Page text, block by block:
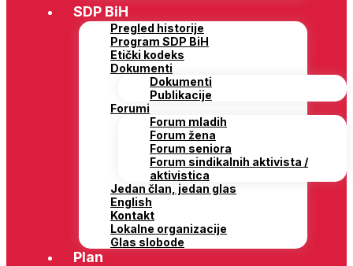
SDP BiH
Pregled historije
Program SDP BiH
Etički kodeks
Dokumenti
Dokumenti
Publikacije
Forumi
Forum mladih
Forum žena
Forum seniora
Forum sindikalnih aktivista /
aktivistica
Jedan član, jedan glas
English
Kontakt
Lokalne organizacije
Glas slobode
Plan